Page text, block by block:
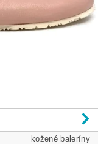
kožené baleríny